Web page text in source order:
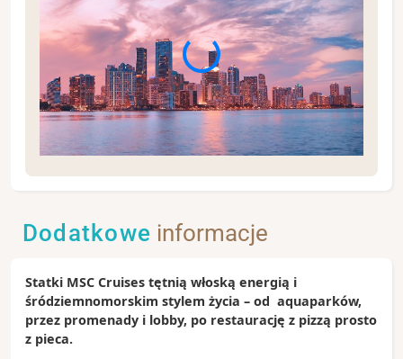
Rejs rozpoczynający się w Miami to doskonały
w tym najcieplejszym mieście USA.
Zobacz koniecznie:
- tętniący życiem bulwar Ocean Drive w Miami Beach
- park South Pointe z widokiem na wypływające z
portu statki wycieczkowe
Dodatkowe informacje
Statki MSC Cruises tętnią włoską energią i
śródziemnomorskim stylem życia – od aquaparków,
przez promenady i lobby, po restaurację z pizzą prosto
z pieca.